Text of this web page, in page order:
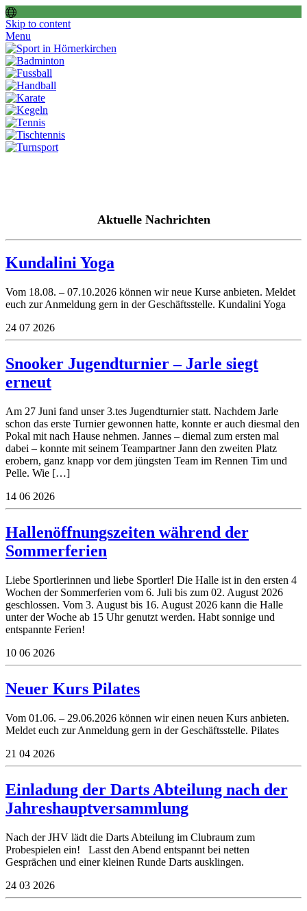
Skip to content
Menu
Aktuelle Nachrichten
Kundalini Yoga
Vom 18.08. – 07.10.2026 können wir neue Kurse anbieten. Meldet
euch zur Anmeldung gern in der Geschäftsstelle. Kundalini Yoga
24 07 2026
Snooker Jugendturnier – Jarle siegt
erneut
Am 27 Juni fand unser 3.tes Jugendturnier statt. Nachdem Jarle
schon das erste Turnier gewonnen hatte, konnte er auch diesmal den
Pokal mit nach Hause nehmen. Jannes – diemal zum ersten mal
dabei – konnte mit seinem Teampartner Jann den zweiten Platz
erobern, ganz knapp vor dem jüngsten Team im Rennen Tim und
Pelle. Wie […]
14 06 2026
Hallenöffnungszeiten während der
Sommerferien
Liebe Sportlerinnen und liebe Sportler! Die Halle ist in den ersten 4
Wochen der Sommerferien vom 6. Juli bis zum 02. August 2026
geschlossen. Vom 3. August bis 16. August 2026 kann die Halle
unter der Woche ab 15 Uhr genutzt werden. Habt sonnige und
entspannte Ferien!
10 06 2026
Neuer Kurs Pilates
Vom 01.06. – 29.06.2026 können wir einen neuen Kurs anbieten.
Meldet euch zur Anmeldung gern in der Geschäftsstelle. Pilates
21 04 2026
Einladung der Darts Abteilung nach der
Jahreshauptversammlung
Nach der JHV lädt die Darts Abteilung im Clubraum zum
Probespielen ein! Lasst den Abend entspannt bei netten
Gesprächen und einer kleinen Runde Darts ausklingen.
24 03 2026